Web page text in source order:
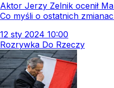
Aktor Jerzy Zelnik ocenił
Co myśli o ostatnich
12 sty 2024 10:00
Rozrywka Do Rzeczy